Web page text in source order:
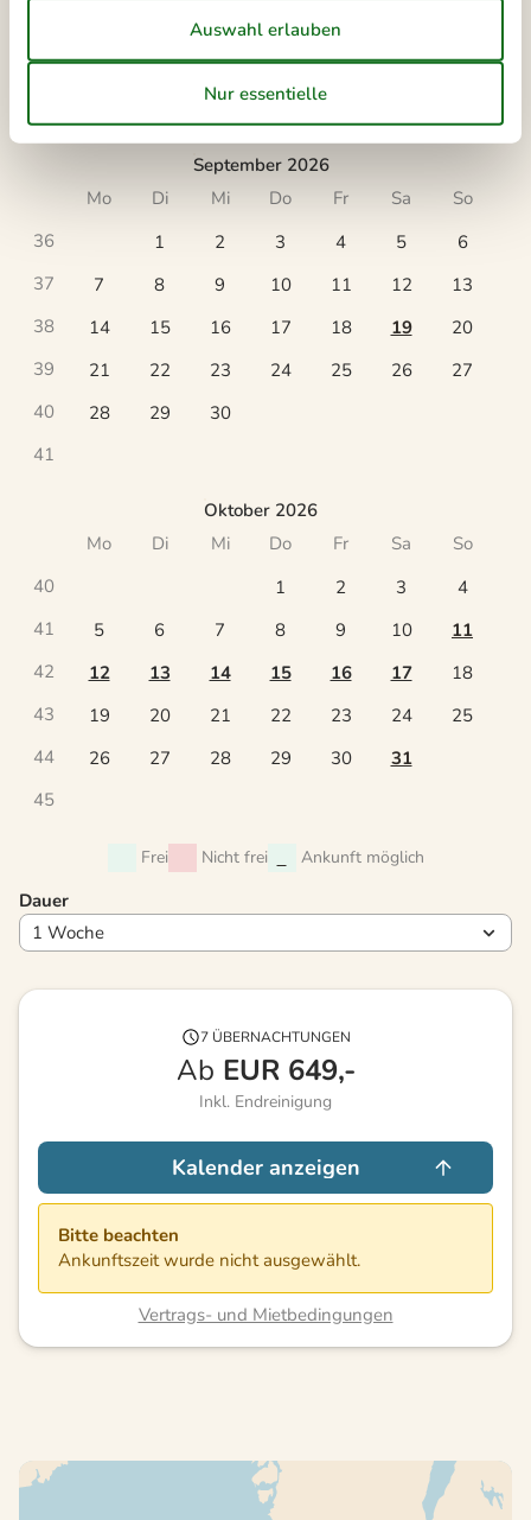
Ankunft
September 2026
Mo
Di Mi Do Fr Sa
So
36
1 2 3 4 5
6
37
7 8 9 10 11 12
13
38
14 15 16 17 18 19
20
39
21 22 23 24 25 26
27
40
28 29
30
41
Oktober 2026
Mo
Di Mi Do Fr Sa
So
40
1 2 3
4
41
5 6 7 8 9 10
11
42
12 13 14 15 16 17
18
43
19 20 21 22 23 24
25
44
26 27 28 29 30
31
45
Frei Nicht frei Ankunft möglich
Dauer
7 ÜBERNACHTUNGEN
Ab EUR 649,-
Inkl. Endreinigung
Kalender anzeigen
Bitte beachten
Ankunftszeit wurde nicht ausgewählt.
Vertrags- und Mietbedingungen